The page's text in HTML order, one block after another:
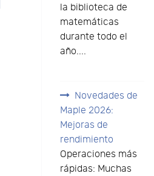
la biblioteca de
matemáticas
durante todo el
año....
Novedades de
Maple 2026:
Mejoras de
rendimiento
Operaciones más
rápidas: Muchas